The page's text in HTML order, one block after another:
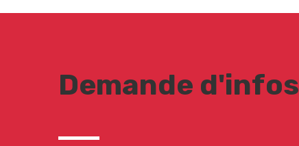
Demande d'infos